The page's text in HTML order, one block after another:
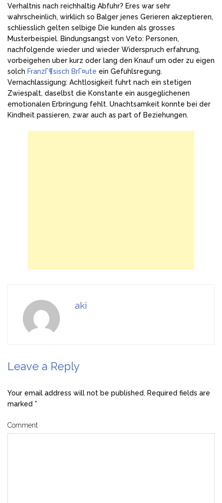
Verhaltnis nach reichhaltig Abfuhr? Eres war sehr
wahrscheinlich, wirklich so Balger jenes Gerieren akzeptieren,
schliesslich gelten selbige Die kunden als grosses
Musterbeispiel. Bindungsangst von Veto: Personen,
nachfolgende wieder und wieder Widerspruch erfahrung,
vorbeigehen uber kurz oder lang den Knauf um oder zu eigen
solch FranzГ¶sisch BrГ¤ute ein Gefuhlsregung.
Vernachlassigung: Achtlosigkeit fuhrt nach ein stetigen
Zwiespalt, daselbst die Konstante ein ausgeglichenen
emotionalen Erbringung fehlt. Unachtsamkeit konnte bei der
Kindheit passieren, zwar auch as part of Beziehungen.
aki
Leave a Reply
Your email address will not be published. Required fields are
marked *
Comment